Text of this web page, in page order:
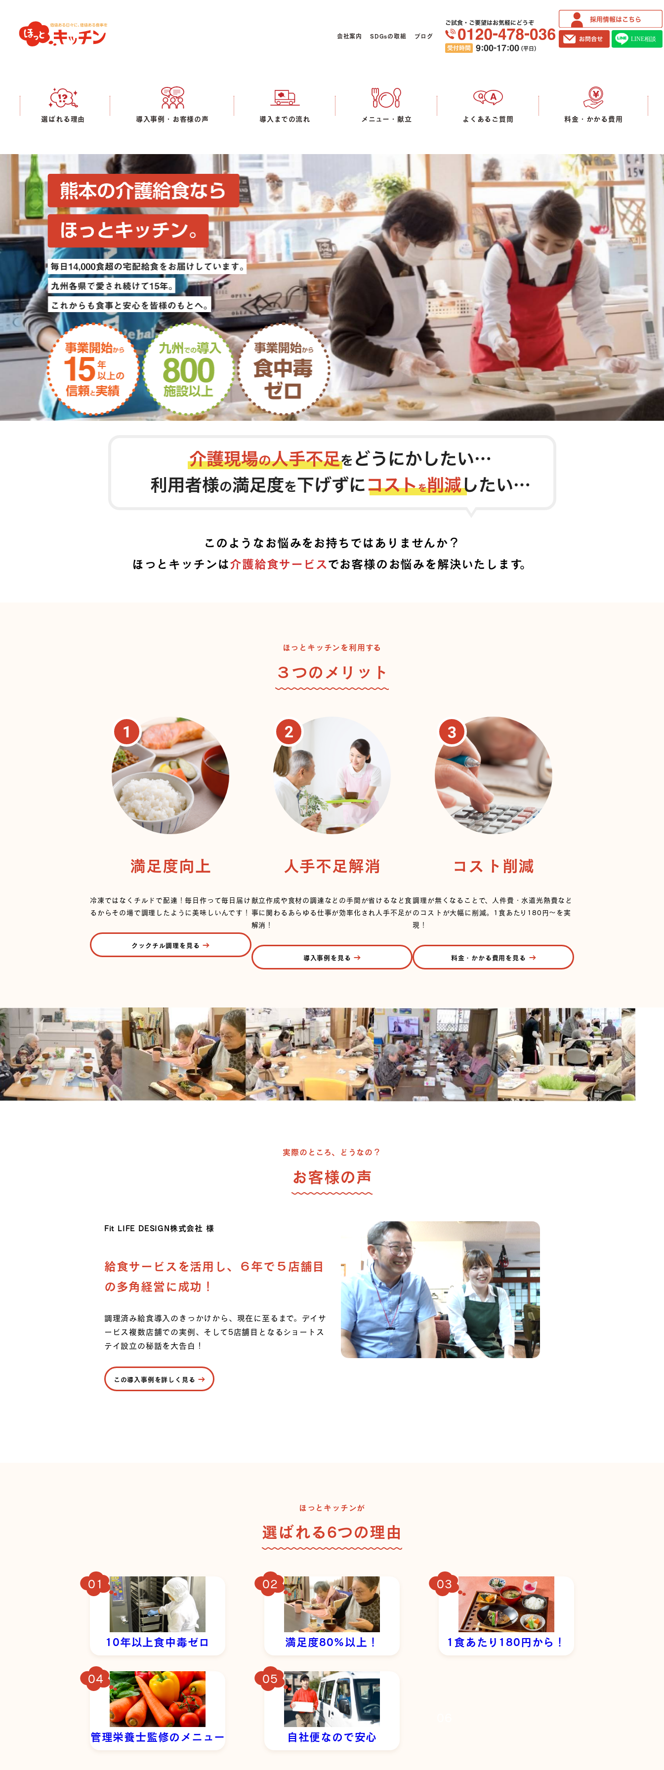
会社案内 SDGsの取組 ブログ
ご試食・ご要望はお気軽にどうぞ
選ばれる理由 導入事例・お客様の声 導入までの流れ メニュー・献立 よくあるご質問 料金・かかる費用
このようなお悩みをお持ちではありませんか？
ほっとキッチンは介護給食サービスでお客様のお悩みを解決いたします。
ほっとキッチンを利用する
３つのメリット
満足度向上
冷凍ではなくチルドで配達！毎日作って毎日届け
るからその場で調理したように美味しいんです！
クックチル調理を見る
人手不足解消
献立作成や食材の調達などの手間が省けるなど食
事に関わるあらゆる仕事が効率化され人手不足が
解消！
導入事例を見る
コスト削減
調理が無くなることで、人件費・水道光熱費など
のコストが大幅に削減。1食あたり180円〜を実
現！
料金・かかる費用を見る
実際のところ、どうなの？
お客様の声
Fit LIFE DESIGN株式会社 様
給食サービスを活用し、６年で５店舗目
の多角経営に成功！
調理済み給食導入のきっかけから、現在に至るまで。デイサ
ービス複数店舗での実例、そして5店舗目となるショートス
テイ設立の秘話を大告白！
この導入事例を詳しく見る
ほっとキッチンが
選ばれる6つの理由
10年以上食中毒ゼロ 満足度80%以上！ 1食あたり180円から！
管理栄養士監修のメニュー 自社便なので安心